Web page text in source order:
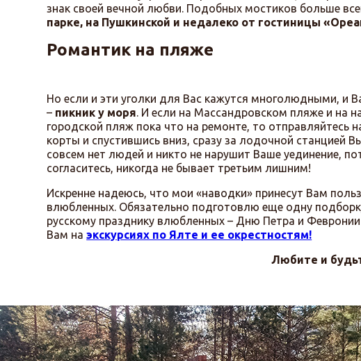
знак своей вечной любви. Подобных мостиков больше
парке, на Пушкинской и недалеко от гостиницы
Романтик на пляже
Но если и эти уголки для Вас кажутся многолюдными, и
– пикник у моря. И если на Массандровском пляже и на
городской пляж пока что на ремонте, то отправляйтесь
корты и спустившись вниз, сразу за лодочной станцией
совсем нет людей и никто не нарушит Ваше уединение,
согласитесь, никогда не бывает третьим лишним!
Искренне надеюсь, что мои «наводки» принесут Вам
влюбленных. Обязательно подготовлю еще одну
русскому празднику влюбленных – Дню Петра и
Вам наэкскурсиях по Ялте и ее окрестностям!
Любите и